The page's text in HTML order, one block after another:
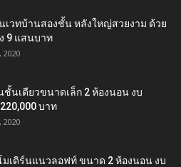
เวทบ้านสองชั้น หลังใหญ่สวยงาม ด้วย
9 แสนบาท
ชั้นเดียวขนาดเล็ก 2 ห้องนอน งบ
บาท
เดิร์นแนวลอฟท์ ขนาด 2 ห้องนอน งบ